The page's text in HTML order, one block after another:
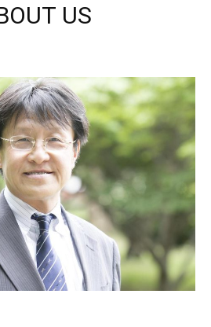
US